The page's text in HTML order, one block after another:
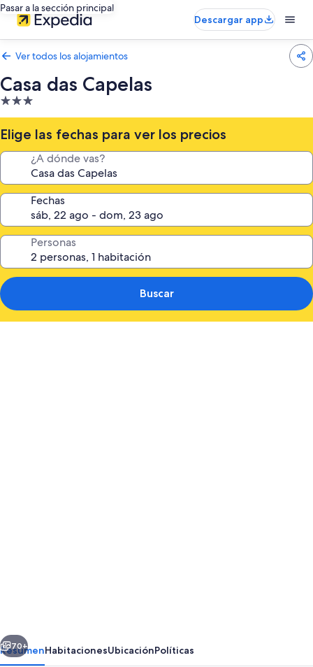
Pasar a la sección principal
Descargar app
Ver todos los alojamientos
Casa das Capelas
Alojamiento
de
3.0 estrellas
Elige las fechas para ver los precios
¿A dónde vas?
Fechas
Personas
Buscar
Siguiente
70+
ResumenHabitacionesUbicaciónPolíticas